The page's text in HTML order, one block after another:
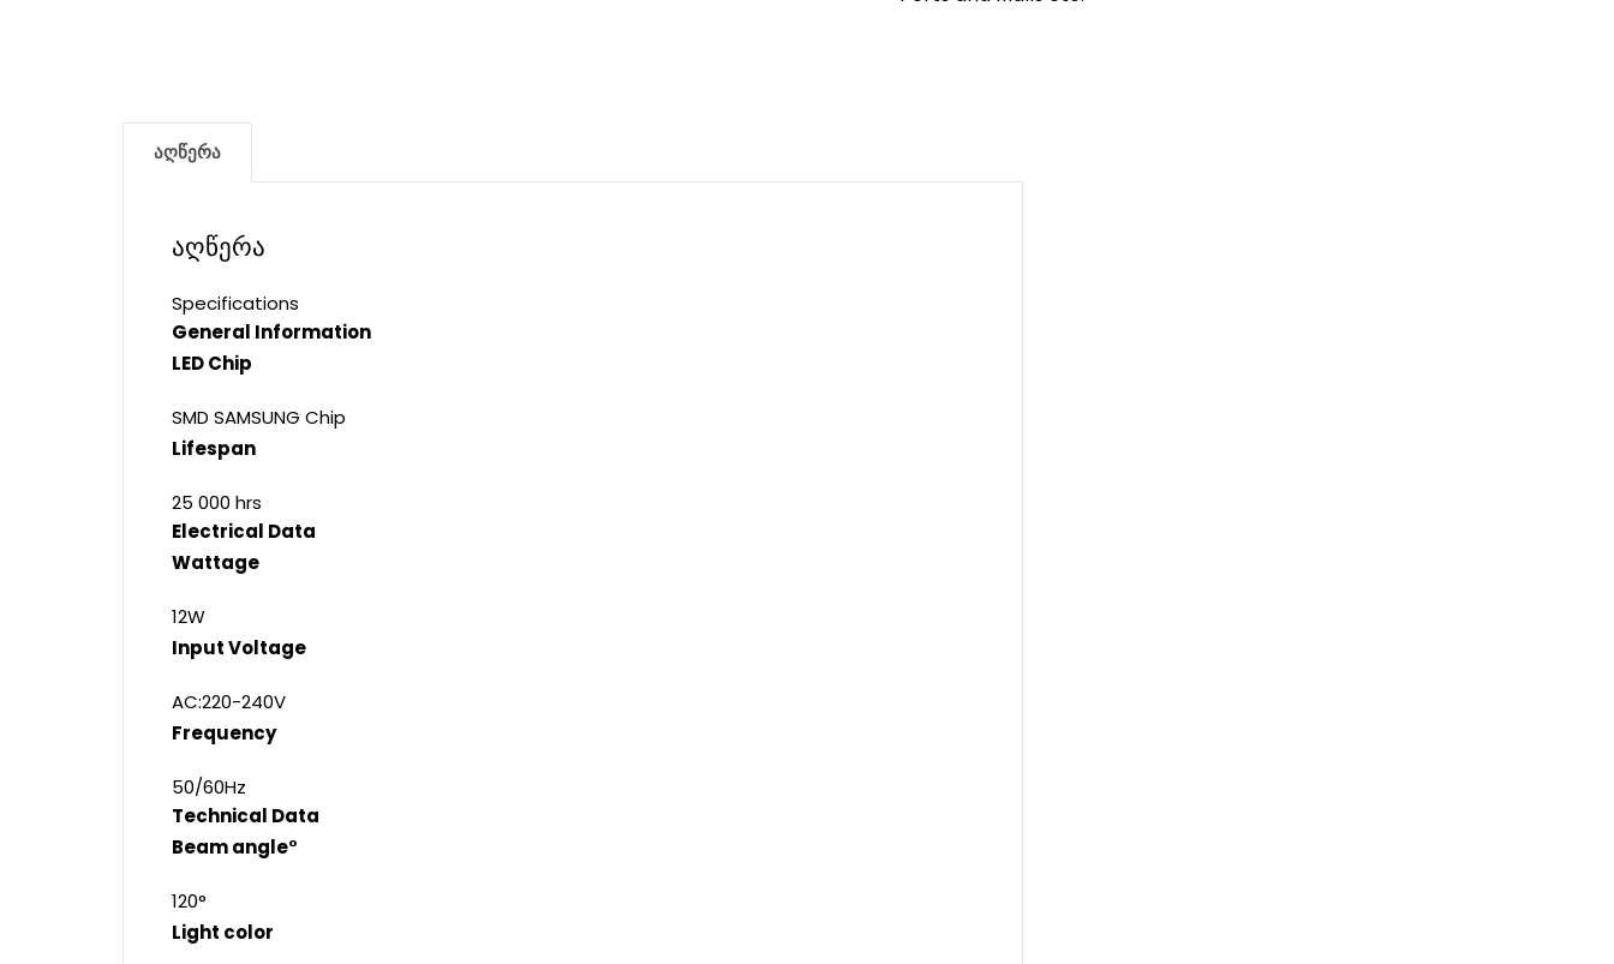
აღწერა
აღწერა
Specifications
General Information
LED Chip
SMD SAMSUNG Chip
Lifespan
25 000 hrs
Electrical Data
Wattage
12W
Input Voltage
AC:220-240V
Frequency
50/60Hz
Technical Data
Beam angle°
120°
Light color